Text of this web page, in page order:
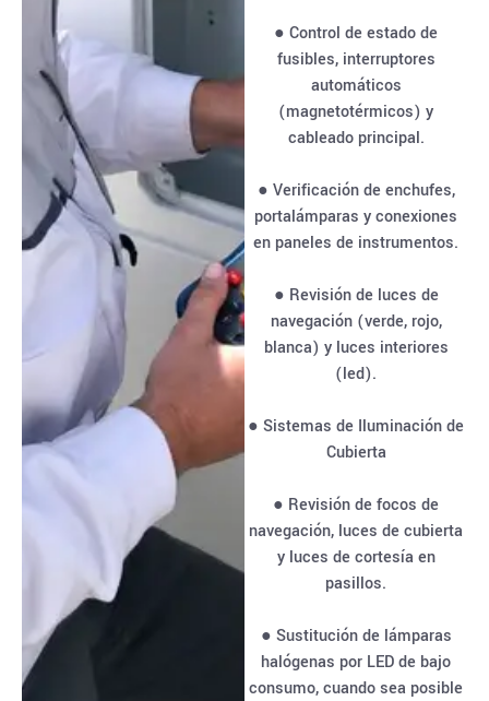
● Control de estado de
fusibles, interruptores
automáticos
(magnetotérmicos) y
cableado principal.
● Verificación de enchufes,
portalámparas y conexiones
en paneles de instrumentos.
● Revisión de luces de
navegación (verde, rojo,
blanca) y luces interiores
(led).
● Sistemas de Iluminación de
Cubierta
● Revisión de focos de
navegación, luces de cubierta
y luces de cortesía en
pasillos.
● Sustitución de lámparas
halógenas por LED de bajo
consumo, cuando sea posible